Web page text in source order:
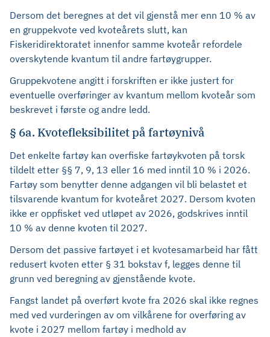
Dersom det beregnes at det vil gjenstå mer enn 10 % av
en gruppekvote ved kvoteårets slutt, kan
Fiskeridirektoratet innenfor samme kvoteår refordele
overskytende kvantum til andre fartøygrupper.
Gruppekvotene angitt i forskriften er ikke justert for
eventuelle overføringer av kvantum mellom kvoteår som
beskrevet i første og andre ledd.
§ 6a. Kvotefleksibilitet på fartøynivå
Det enkelte fartøy kan overfiske fartøykvoten på torsk
tildelt etter §§ 7, 9, 13 eller 16 med inntil 10 % i 2026.
Fartøy som benytter denne adgangen vil bli belastet et
tilsvarende kvantum for kvoteåret 2027. Dersom kvoten
ikke er oppfisket ved utløpet av 2026, godskrives inntil
10 % av denne kvoten til 2027.
Dersom det passive fartøyet i et kvotesamarbeid har fått
redusert kvoten etter § 31 bokstav f, legges denne til
grunn ved beregning av gjenstående kvote.
Fangst landet på overført kvote fra 2026 skal ikke regnes
med ved vurderingen av om vilkårene for overføring av
kvote i 2027 mellom fartøy i medhold av